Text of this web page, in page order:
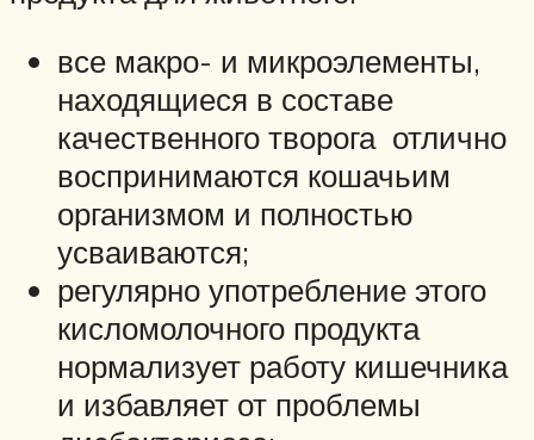
все макро- и микроэлементы,
находящиеся в составе
качественного творога отлично
воспринимаются кошачьим
организмом и полностью
усваиваются;
регулярно употребление этого
кисломолочного продукта
нормализует работу кишечника
и избавляет от проблемы